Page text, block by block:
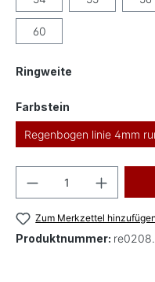
60
Ringweite
Farbstein
Regenbogen linie 4mm
Produkt
Zum Merkzettel hinzufügen
Produktnummer: